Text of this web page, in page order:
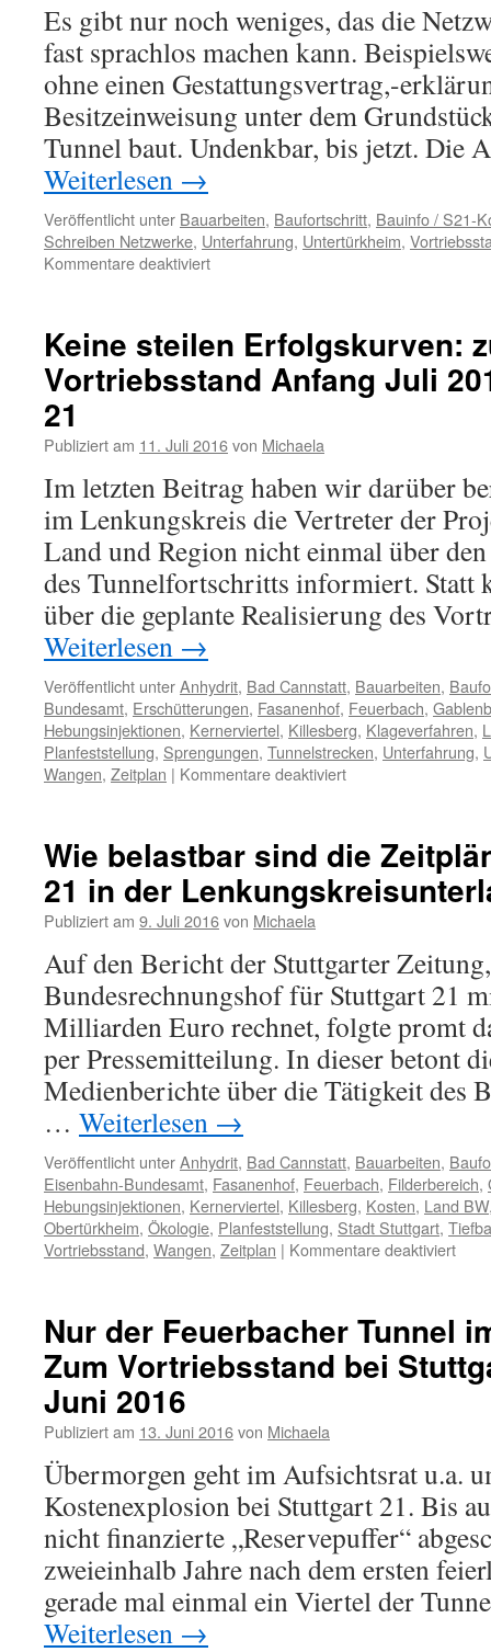
Es gibt nur noch weniges, das die
fast sprachlos machen kann.
ohne einen Gestattungsvertrag,-
Besitzeinweisung unter dem
Tunnel baut. Undenkbar, bis jetzt. Die
Weiterlesen →
Veröffentlicht unter Bauarbeiten, Baufortschritt, Bauinfo / S21-
Schreiben Netzwerke, Unterfahrung, Untertürkheim,
Kommentare deaktiviert
Keine steilen Erfolgskurven:
Vortriebsstand Anfang Juli
21
Publiziert am 11. Juli 2016von Michaela
Im letzten Beitrag haben wir darüber
im Lenkungskreis die Vertreter der
Land und Region nicht einmal über
des Tunnelfortschritts informiert. Statt
über die geplante Realisierung des
Weiterlesen →
Veröffentlicht unterAnhydrit, Bad Cannstatt, Bauarbeiten,
Bundesamt, Erschütterungen, Fasanenhof, Feuerbach,
Hebungsinjektionen, Kernerviertel, Killesberg, Klageverfahren,
Planfeststellung, Sprengungen, Tunnelstrecken, Unterfahrung,
Wangen, Zeitplan | Kommentare deaktiviert
Wie belastbar sind die
21 in der
Publiziert am 9. Juli 2016von Michaela
Auf den Bericht der Stuttgarter
Bundesrechnungshof für Stuttgart 21
Milliarden Euro rechnet, folgte promt
per Pressemitteilung. In dieser betont
Medienberichte über die Tätigkeit des
… Weiterlesen →
Veröffentlicht unterAnhydrit, Bad Cannstatt, Bauarbeiten,
Eisenbahn-Bundesamt, Fasanenhof, Feuerbach, Filderbereich,
Hebungsinjektionen, Kernerviertel, Killesberg, Kosten, Land BW
Obertürkheim, Ökologie, Planfeststellung, Stadt Stuttgart,
Vortriebsstand, Wangen, Zeitplan | Kommentare deaktiviert
Nur der Feuerbacher Tunnel
Zum Vortriebsstand bei
Juni 2016
Publiziert am 13. Juni 2016von Michaela
Übermorgen geht im Aufsichtsrat u.a.
Kostenexplosion bei Stuttgart 21. Bis
nicht finanzierte „Reservepuffer“
zweieinhalb Jahre nach dem ersten
gerade mal einmal ein Viertel der
Weiterlesen →